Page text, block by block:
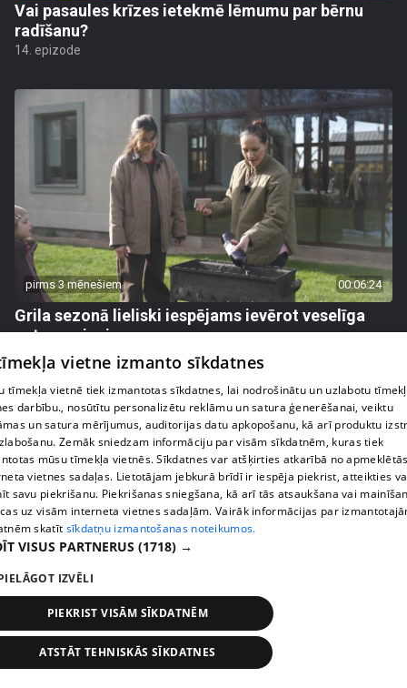
Vai pasaules krīzes ietekmē lēmumu par bērnu
radīšanu?
14. epizode
pirms 3 mēnešiem 00:06:24
Grila sezonā lieliski iespējams ievērot veselīga
uztura principus
13. epizode
Veselības sākas ar mikrobiomu, ar ko to barot, lai
justos labi?
13. epizode
vietne izmanto sīkdatnes
tīmekļa vietnē tiek izmantotas sīkdatnes, lai nodrošinātu un uzlabotu
darbību., nosūtītu personalizētu reklāmu un satura ģenerēšanai, veiktu
un satura mērījumus, auditorijas datu apkopošanu, kā arī produktu
Zemāk sniedzam informāciju par visām sīkdatnēm, kuras tiek
mūsu tīmekļa vietnēs. Sīkdatnes var atšķirties atkarībā no
vietnes sadaļas. Lietotājam jebkurā brīdī ir iespēja piekrist, atteikties
savu piekrišanu. Piekrišanas sniegšana, kā arī tās atsaukšana vai
uz visām interneta vietnes sadaļām. Vairāk informācijas par
skatīt sīkdatņu izmantošanas noteikumos.
VISUS PARTNERUS (1718) →
IZVĒLI
PIEKRIST VISĀM SĪKDATNĒM
ATSTĀT TEHNISKĀS SĪKDATNES